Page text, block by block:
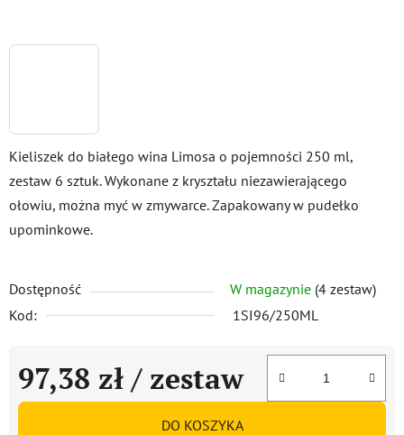
Kieliszek do białego wina Limosa o pojemności 250 ml,
zestaw 6 sztuk. Wykonane z kryształu niezawierającego
ołowiu, można myć w zmywarce. Zapakowany w pudełko
upominkowe.
Dostępność W magazynie (4 zestaw)
Kod:
1SI96/250ML
97,38 zł / zestaw
Cena jednostkowa:
DO KOSZYKA